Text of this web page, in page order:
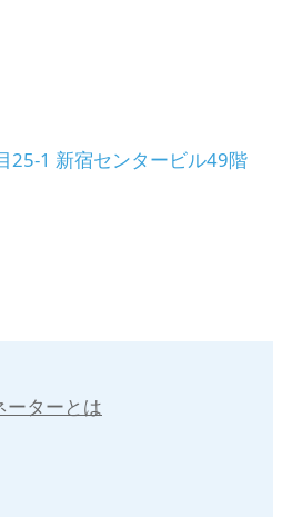
25-1 新宿センタービル49階
ーターとは